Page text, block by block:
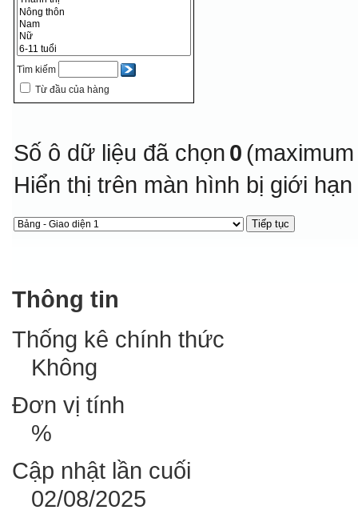
Tìm kiếm
Từ đầu của hàng
Số ô dữ liệu đã chọn 0
Hiển thị trên màn hình bị giới
Thông tin
Thống kê chính thức
Không
Đơn vị tính
%
Cập nhật lần cuối
02/08/2025